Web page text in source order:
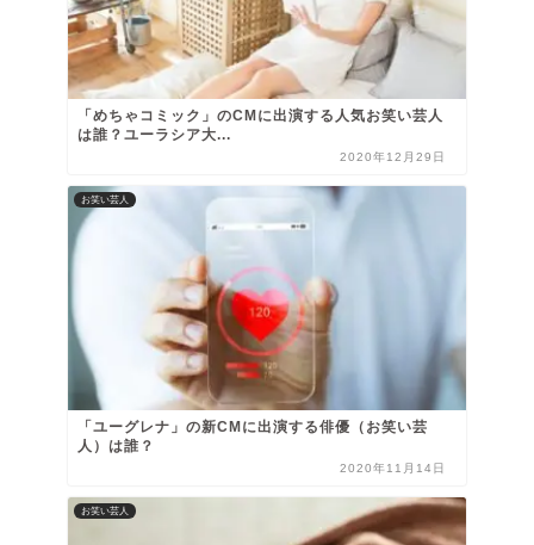
「めちゃコミック」のCMに出演する人気お笑い芸人
は誰？ユーラシア大...
2020年12月29日
お笑い芸人
「ユーグレナ」の新CMに出演する俳優（お笑い芸
人）は誰？
2020年11月14日
お笑い芸人